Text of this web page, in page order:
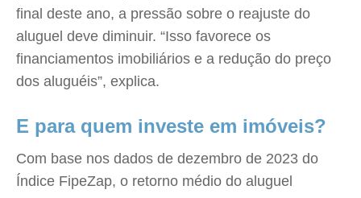
final deste ano, a pressão sobre o reajuste do
aluguel deve diminuir. “Isso favorece os
financiamentos imobiliários e a redução do preço
dos aluguéis”, explica.
E para quem investe em imóveis?
Com base nos dados de dezembro de 2023 do
Índice FipeZap, o retorno médio do aluguel